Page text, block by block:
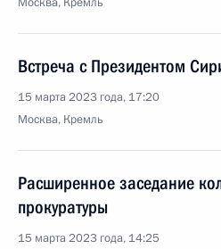
Встреча с Президентом
15 марта 2023 года, 17:20
Москва, Кремль
Расширенное заседание
прокуратуры
15 марта 2023 года, 14:25